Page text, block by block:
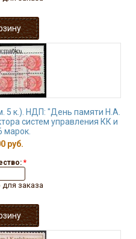
5 к.). НДП: "День памяти Н.А.
систем управления КК и
марок.
руб.
*
для заказа